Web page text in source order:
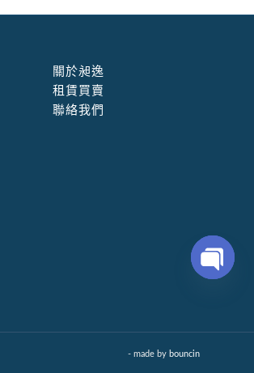
關於昶逸
租賃買賣
聯絡我們
- made by bouncin